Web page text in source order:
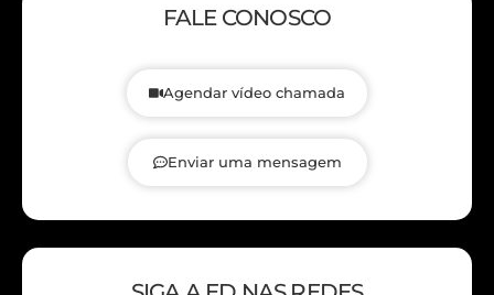
FALE CONOSCO
Agendar vídeo chamada
Enviar uma mensagem